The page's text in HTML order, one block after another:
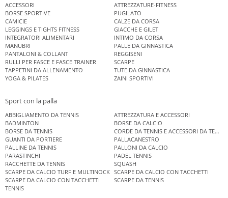
ACCESSORI
ATTREZZATURE-FITNESS
BORSE SPORTIVE
PUGILATO
CAMICIE
CALZE DA CORSA
LEGGINGS E TIGHTS FITNESS
GIACCHE E GILET
INTEGRATORI ALIMENTARI
INTIMO DA CORSA
MANUBRI
PALLE DA GINNASTICA
PANTALONI & COLLANT
REGGISENI
RULLI PER FASCE E FASCE TRAINER
SCARPE
TAPPETINI DA ALLENAMENTO
TUTE DA GINNASTICA
YOGA & PILATES
ZAINI SPORTIVI
Sport con la palla
ABBIGLIAMENTO DA TENNIS
ATTREZZATURA E ACCESSORI
BADMINTON
BORSE DA CALCIO
BORSE DA TENNIS
CORDE DA TENNIS E ACCESSORI DA TENNIS
GUANTI DA PORTIERE
PALLACANESTRO
PALLINE DA TENNIS
PALLONI DA CALCIO
PARASTINCHI
PADEL TENNIS
RACCHETTE DA TENNIS
SQUASH
SCARPE DA CALCIO TURF E MULTINOCK SCARPE DA CALCIO CON TACCHETTI
SCARPE DA CALCIO CON TACCHETTI
SCARPE DA TENNIS
TENNIS